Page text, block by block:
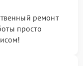
ремонт
просто